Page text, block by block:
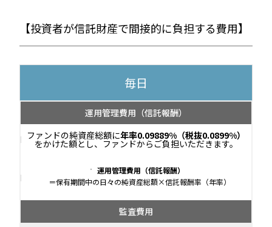
【投資者が信託財産で間接的に負担する費用】
毎日
運用管理費用 （信託報酬）
ファンドの純資産総額に年率0.09889%（税抜0.0899%）
をかけた額とし、ファンドからご負担いただきます。
運用管理費用（信託報酬）
＝保有期間中の日々の純資産総額×信託報酬率（年率）
監査費用